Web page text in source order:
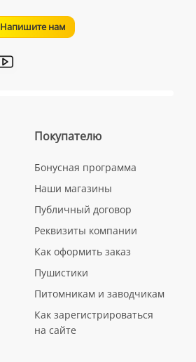
Напишите нам
Покупателю
Бонусная программа
Наши магазины
Публичный договор
Реквизиты компании
Как оформить заказ
Пушистики
Питомникам и заводчикам
Как зарегистрироваться
на сайте